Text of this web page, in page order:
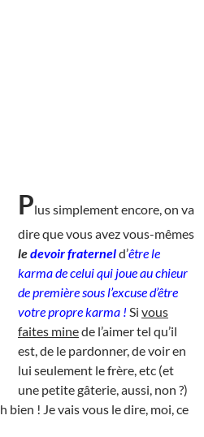
Plus simplement encore, on va
dire que vous avez vous-mêmes
ledevoir fraterneld’être le
karma de celui qui joue au chieur
de première sous l’excuse d’être
votre propre karma ! Si vous
faites minede l’aimer tel qu’il
est, de le pardonner, de voir en
lui seulement le frère, etc (et
une petite gâterie, aussi, non ?)
bien ! Je vais vous le dire, moi, ce